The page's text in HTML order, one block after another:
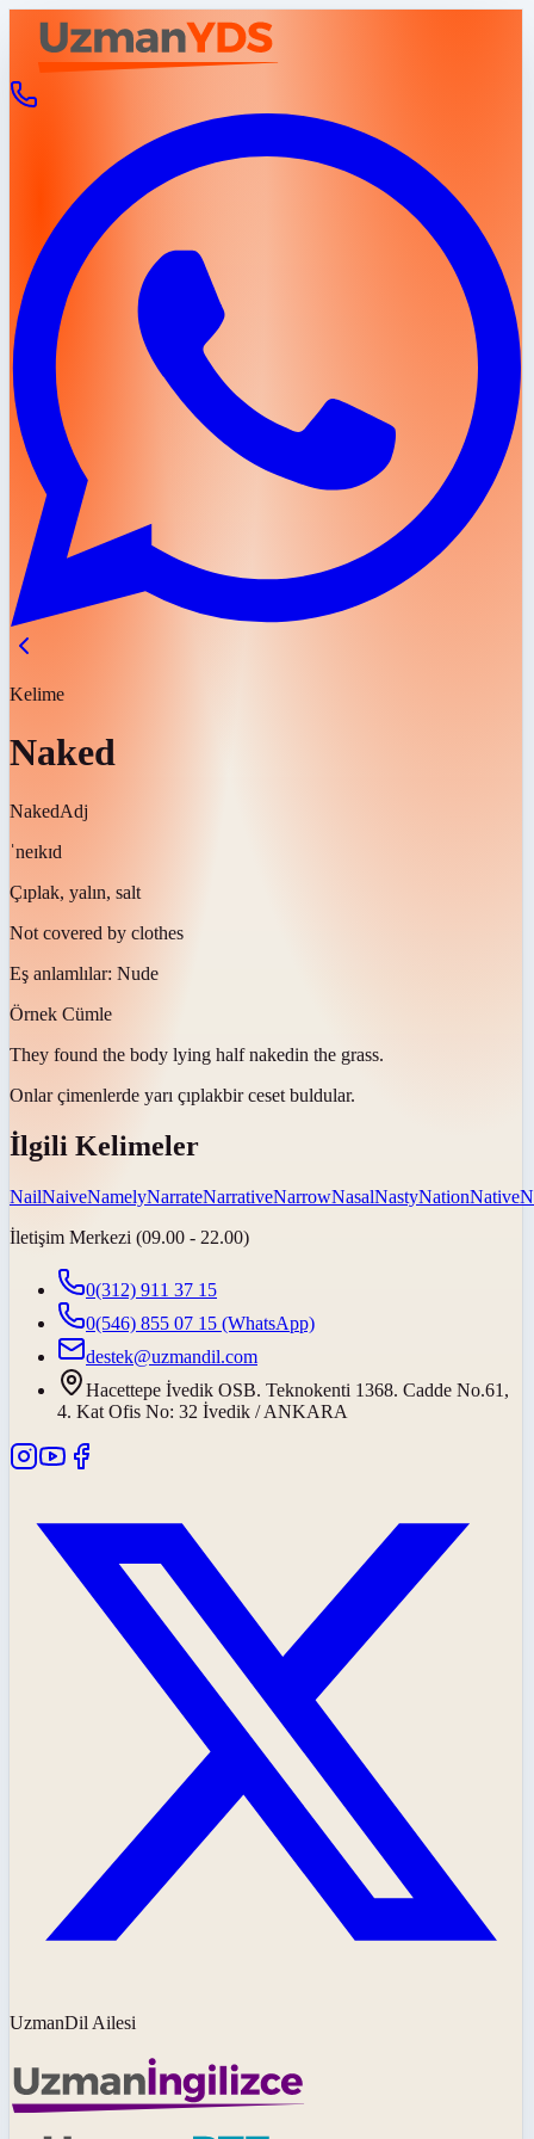
Kelime
Naked
NakedAdj
ˈneɪkɪd
Çıplak, yalın, salt
Not covered by clothes
Eş anlamlılar: Nude
Örnek Cümle
They found the body lying half nakedin the grass.
Onlar çimenlerde yarı çıplakbir ceset buldular.
İlgili Kelimeler
NailNaiveNamelyNarrateNarrativeNarrowNasalNastyNationNative
İletişim Merkezi (09.00 - 22.00)
0(312) 911 37 15
0(546) 855 07 15 (WhatsApp)
destek@uzmandil.com
Hacettepe İvedik OSB. Teknokenti 1368. Cadde No.61,
4. Kat Ofis No: 32 İvedik / ANKARA
UzmanDil Ailesi